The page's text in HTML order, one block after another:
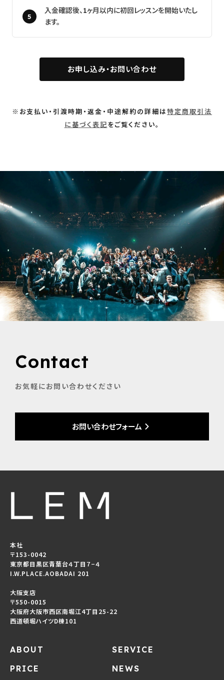
入金確認後、1ヶ月以内に初回レッスンを開始いたし
ます。
お申し込み・お問い合わせ
※お支払い・引渡時期・返金・中途解約の詳細は特定商取引法
に基づく表記をご覧ください。
Contact
お気軽にお問い合わせください
お問い合わせフォーム
本社
〒153-0042
東京都目黒区青葉台４丁目７−４
I.W.PLACE.AOBADAI 201
大阪支店
〒550-0015
大阪府大阪市西区南堀江4丁目25-22
西道頓堀ハイツD棟101
ABOUT
SERVICE
PRICE
NEWS